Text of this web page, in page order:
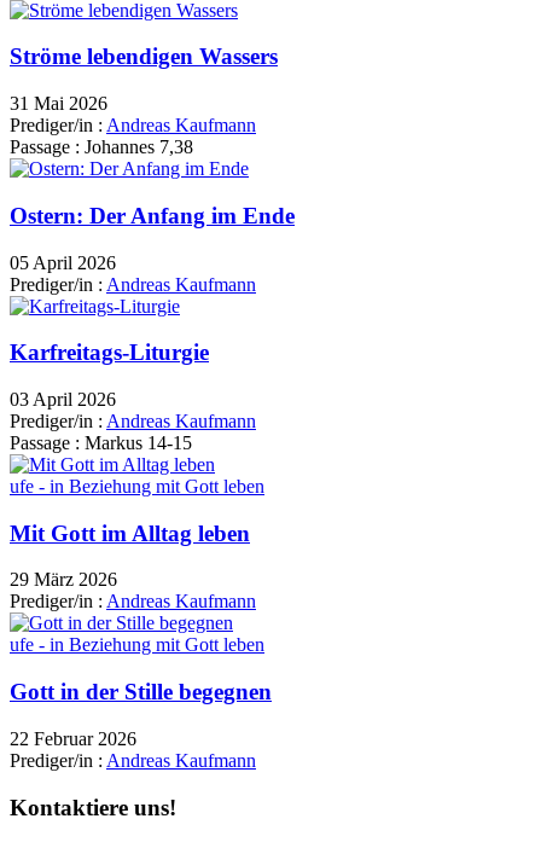
Ströme lebendigen Wassers
31 Mai 2026
Prediger/in : Andreas Kaufmann
Passage : Johannes 7,38
Ostern: Der Anfang im Ende
05 April 2026
Prediger/in : Andreas Kaufmann
Karfreitags-Liturgie
03 April 2026
Prediger/in : Andreas Kaufmann
Passage : Markus 14-15
ufe - in Beziehung mit Gott leben
Mit Gott im Alltag leben
29 März 2026
Prediger/in : Andreas Kaufmann
ufe - in Beziehung mit Gott leben
Gott in der Stille begegnen
22 Februar 2026
Prediger/in : Andreas Kaufmann
Kontaktiere uns!